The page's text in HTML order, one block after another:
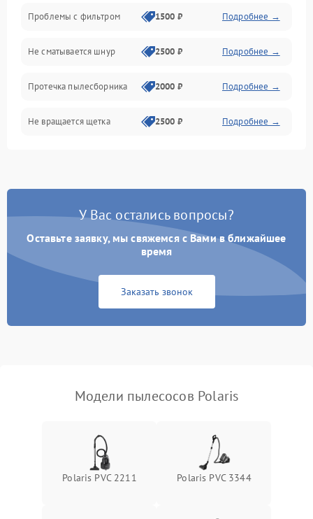
Проблемы с фильтром 1500 ₽ Подробнее →
Не сматывается шнур 2500 ₽ Подробнее →
Протечка пылесборника 2000 ₽ Подробнее →
Не вращается щетка 2500 ₽ Подробнее →
Поломка контейнера для
Плохая уборка шерсти
2400 ₽ Подробнее →
У Вас остались вопросы?
Оставьте заявку, мы свяжемся с Вами в ближайшее
время
Заказать звонок
Модели пылесосов Polaris
Polaris PVC 2211 Polaris PVC 3344